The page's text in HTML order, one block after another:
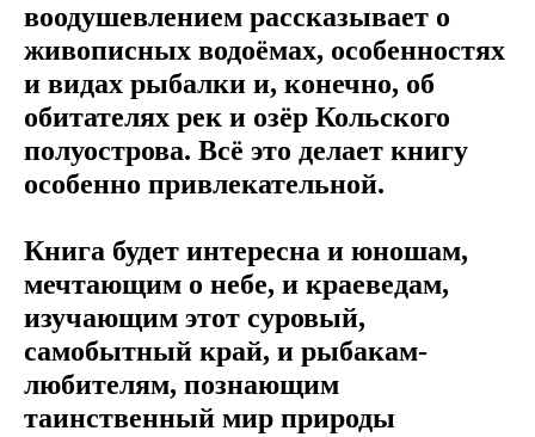
воодушевлением рассказывает о
живописных водоёмах, особенностях
и видах рыбалки и, конечно, об
обитателях рек и озёр Кольского
полуострова. Всё это делает книгу
особенно привлекательной.
Книга будет интересна и юношам,
мечтающим о небе, и краеведам,
изучающим этот суровый,
самобытный край, и рыбакам-
любителям, познающим
таинственный мир природы